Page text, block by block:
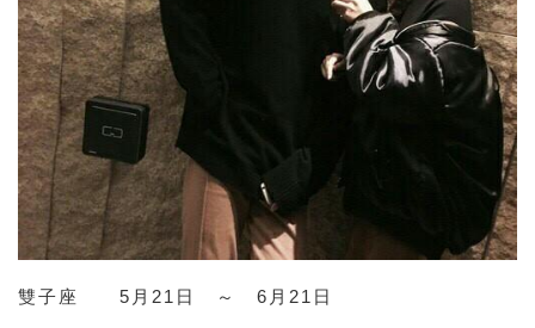
雙子座 5月21日 ～ 6月21日